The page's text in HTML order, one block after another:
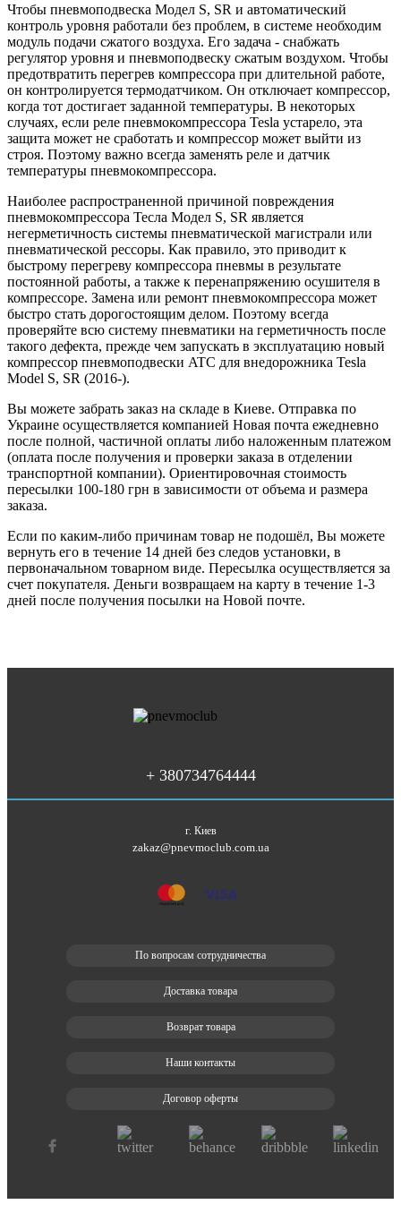
Чтобы пневмоподвеска Модел S, SR и автоматический
контроль уровня работали без проблем, в системе необходим
модуль подачи сжатого воздуха. Его задача - снабжать
регулятор уровня и пневмоподвеску сжатым воздухом. Чтобы
предотвратить перегрев компрессора при длительной работе,
он контролируется термодатчиком. Он отключает компрессор,
когда тот достигает заданной температуры. В некоторых
случаях, если реле пневмокомпрессора Tesla устарело, эта
защита может не сработать и компрессор может выйти из
строя. Поэтому важно всегда заменять реле и датчик
температуры пневмокомпрессора.
Наиболее распространенной причиной повреждения
пневмокомпрессора Тесла Модел S, SR является
негерметичность системы пневматической магистрали или
пневматической рессоры. Как правило, это приводит к
быстрому перегреву компрессора пневмы в результате
постоянной работы, а также к перенапряжению осушителя в
компрессоре. Замена или ремонт пневмокомпрессора может
быстро стать дорогостоящим делом. Поэтому всегда
проверяйте всю систему пневматики на герметичность после
такого дефекта, прежде чем запускать в эксплуатацию новый
компрессор пневмоподвески ATC для внедорожника Tesla
Model S, SR (2016-).
Вы можете забрать заказ на складе в Киеве. Отправка по
Украине осуществляется компанией Новая почта ежедневно
после полной, частичной оплаты либо наложенным платежом
(оплата после получения и проверки заказа в отделении
транспортной компании). Ориентировочная стоимость
пересылки 100-180 грн в зависимости от объема и размера
заказа.
Если по каким-либо причинам товар не подошёл, Вы можете
вернуть его в течение 14 дней без следов установки, в
первоначальном товарном виде. Пересылка осуществляется за
счет покупателя. Деньги возвращаем на карту в течение 1-3
дней после получения посылки на Новой почте.
+ 380734764444
г. Киев
zakaz@pnevmoclub.com.ua
По вопросам сотрудничества
Доставка товара
Возврат товара
Наши контакты
Договор оферты